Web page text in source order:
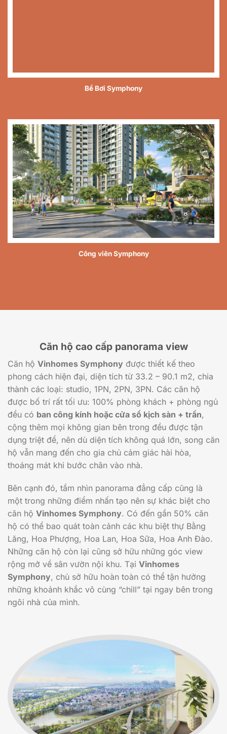
Bể Bơi Symphony
Công viên Symphony
Căn hộ cao cấp panorama view
Căn hộ Vinhomes Symphony được thiết kế theo
phong cách hiện đại, diện tích từ 33.2 – 90.1 m2, chia
thành các loại: studio, 1PN, 2PN, 3PN. Các căn hộ
được bố trí rất tối ưu: 100% phòng khách + phòng ngủ
đều có ban công kính hoặc cửa sổ kịch sàn + trần,
cộng thêm mọi không gian bên trong đều được tận
dụng triệt để, nên dù diện tích không quá lớn, song căn
hộ vẫn mang đến cho gia chủ cảm giác hài hòa,
thoáng mát khi bước chân vào nhà.
Bên cạnh đó, tầm nhìn panorama đẳng cấp cũng là
một trong những điểm nhấn tạo nên sự khác biệt cho
căn hộ Vinhomes Symphony. Có đến gần 50% căn
hộ có thể bao quát toàn cảnh các khu biệt thự Bằng
Lăng, Hoa Phượng, Hoa Lan, Hoa Sữa, Hoa Anh Đào.
Những căn hộ còn lại cũng sở hữu những góc view
rộng mở về sân vườn nội khu. Tại Vinhomes
Symphony, chủ sở hữu hoàn toàn có thể tận hưởng
những khoảnh khắc vô cùng “chill” tại ngay bên trong
ngôi nhà của mình.